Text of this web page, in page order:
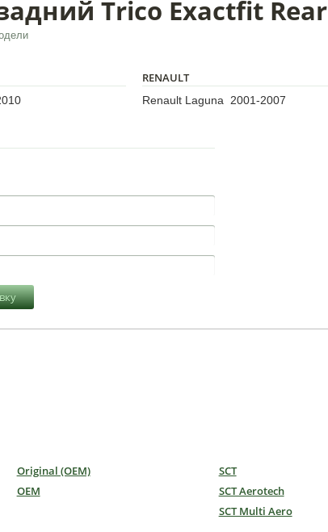
Trico Exactfit Rear
RENAULT
Renault Laguna 2001-2007
Original (OEM)
OEM
SCT
SCT Aerotech
SCT Multi Aero